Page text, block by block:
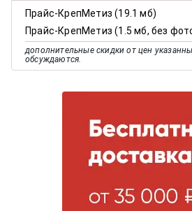
Прайс-КрепМетиз (19.1 мб)
Прайс-КрепМетиз (1.5 мб, без
дополнительные скидки от цен
обсуждаются.